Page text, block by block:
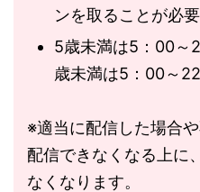
ンを取ることが必要
5歳未満は5：00～
歳未満は5：00～
※適当に配信した場合
配信できなくなる上に
なくなります。